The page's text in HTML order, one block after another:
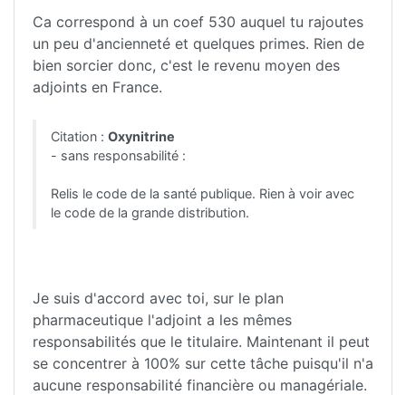
Ca correspond à un coef 530 auquel tu rajoutes
un peu d'ancienneté et quelques primes. Rien de
bien sorcier donc, c'est le revenu moyen des
adjoints en France.
Citation : Oxynitrine
- sans responsabilité :
Relis le code de la santé publique. Rien à voir avec
le code de la grande distribution.
Je suis d'accord avec toi, sur le plan
pharmaceutique l'adjoint a les mêmes
responsabilités que le titulaire. Maintenant il peut
se concentrer à 100% sur cette tâche puisqu'il n'a
aucune responsabilité financière ou managériale.